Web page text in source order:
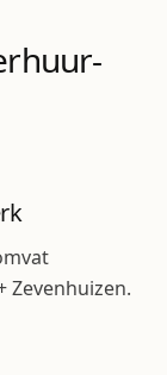
Zevenhuizen.